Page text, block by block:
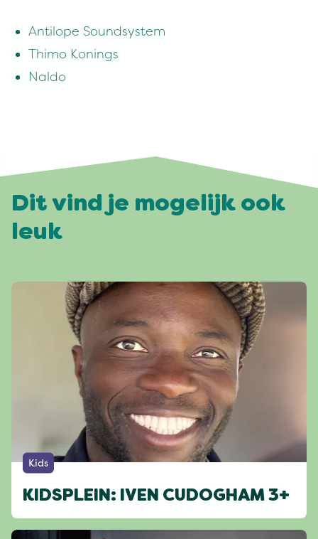
Antilope Soundsystem
Thimo Konings
Naldo
Dit vind je mogelijk ook
leuk
Kids
KIDSPLEIN: IVEN CUDOGHAM 3+